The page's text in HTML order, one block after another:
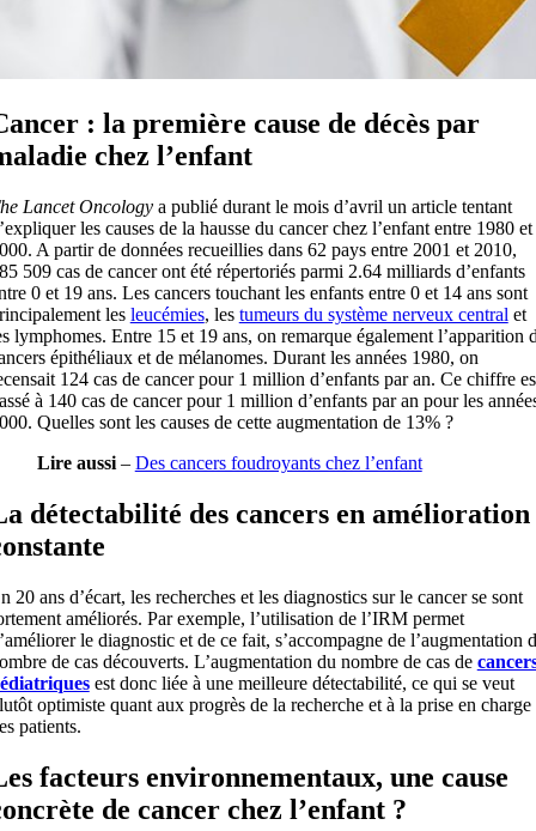
: la première cause de décès par
chez l’enfant
Lancet Oncologya publié durant le mois d’avril un article tentant
les causes de la hausse du cancer chez l’enfant entre 1980 et
A partir de données recueillies dans 62 pays entre 2001 et 2010,
509 cas de cancer ont été répertoriés parmi 2.64 milliards d’enfants
0 et 19 ans. Les cancers touchant les enfants entre 0 et 14 ans sont
les leucémies, les tumeurs du système nerveux central et
lymphomes. Entre 15 et 19 ans, on remarque également l’apparition
épithéliaux et de mélanomes. Durant les années 1980, on
124 cas de cancer pour 1 million d’enfants par an. Ce chiffre
à 140 cas de cancer pour 1 million d’enfants par an pour les
Quelles sont les causes de cette augmentation de 13% ?
Lire aussi– Des cancers foudroyants chez l’enfant
détectabilité des cancers en amélioration
20 ans d’écart, les recherches et les diagnostics sur le cancer se sont
améliorés. Par exemple, l’utilisation de l’IRM permet
le diagnostic et de ce fait, s’accompagne de l’augmentation
de cas découverts. L’augmentation du nombre de cas de
est donc liée à une meilleure détectabilité, ce qui se veut
optimiste quant aux progrès de la recherche et à la prise en charge
patients.
facteurs environnementaux, une cause
de cancer chez l’enfant ?